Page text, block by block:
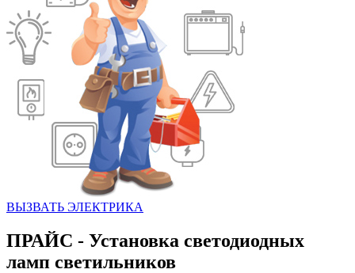
ВЫЗВАТЬ ЭЛЕКТРИКА
ПРАЙС - Установка светодиодных
ламп светильников